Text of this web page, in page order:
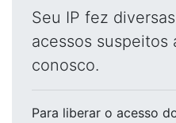
Seu IP fez
acessos suspeitos
conosco.
Para liberar o acesso